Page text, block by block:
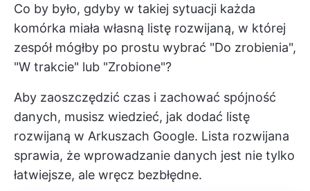
Co by było, gdyby w takiej sytuacji każda
komórka miała własną listę rozwijaną, w której
zespół mógłby po prostu wybrać "Do zrobienia",
"W trakcie" lub "Zrobione"?
Aby zaoszczędzić czas i zachować spójność
danych, musisz wiedzieć, jak dodać listę
rozwijaną w Arkuszach Google. Lista rozwijana
sprawia, że wprowadzanie danych jest nie tylko
łatwiejsze, ale wręcz bezbłędne.